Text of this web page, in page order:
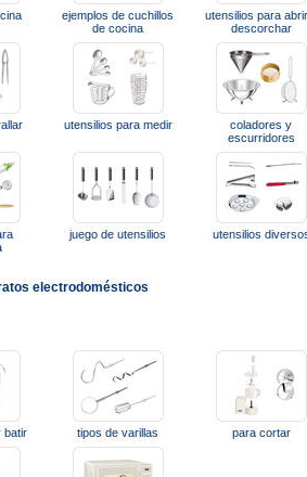
ejemplos de cuchillos
de cocina
utensilios para
descorchar
utensilios para medir
coladores y
escurridores
juego de utensilios utensilios
electrodomésticos
batir tipos de varillas para cortar